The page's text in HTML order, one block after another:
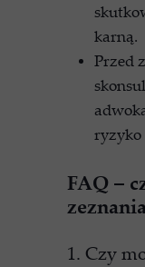
karną.
Przed
ryzyko
FAQ –
1. Czy